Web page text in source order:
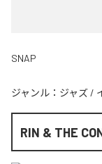
SNAP
ジャンル： ジャズ /
RIN & THE